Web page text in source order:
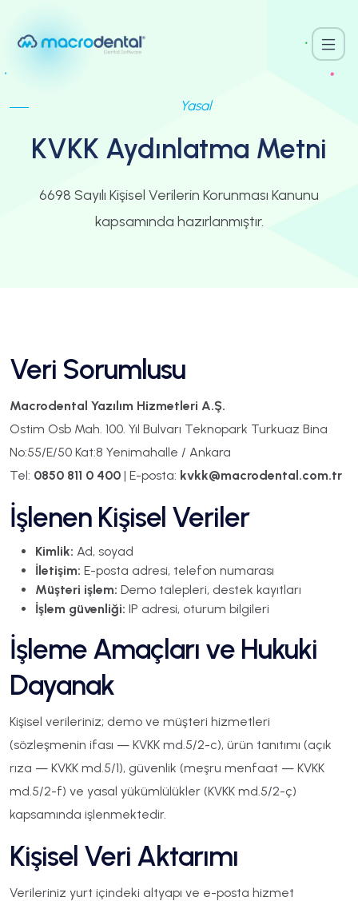
Yasal
KVKK Aydınlatma Metni
6698 Sayılı Kişisel Verilerin Korunması Kanunu
kapsamında hazırlanmıştır.
Veri Sorumlusu
Macrodental Yazılım Hizmetleri A.Ş.
Ostim Osb Mah. 100. Yıl Bulvarı Teknopark Turkuaz Bina
No:55/E/50 Kat:8 Yenimahalle / Ankara
Tel: 0850 811 0 400 | E-posta: kvkk@macrodental.com.tr
İşlenen Kişisel Veriler
Kimlik: Ad, soyad
İletişim: E-posta adresi, telefon numarası
Müşteri işlem: Demo talepleri, destek kayıtları
İşlem güvenliği: IP adresi, oturum bilgileri
İşleme Amaçları ve Hukuki
Dayanak
Kişisel verileriniz; demo ve müşteri hizmetleri
(sözleşmenin ifası — KVKK md.5/2-c), ürün tanıtımı (açık
rıza — KVKK md.5/1), güvenlik (meşru menfaat — KVKK
md.5/2-f) ve yasal yükümlülükler (KVKK md.5/2-ç)
kapsamında işlenmektedir.
Kişisel Veri Aktarımı
Verileriniz yurt içindeki altyapı ve e-posta hizmet